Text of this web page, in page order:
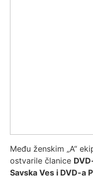
Među ženskim „A“
ostvarile članice
Savska Ves i DVD-a